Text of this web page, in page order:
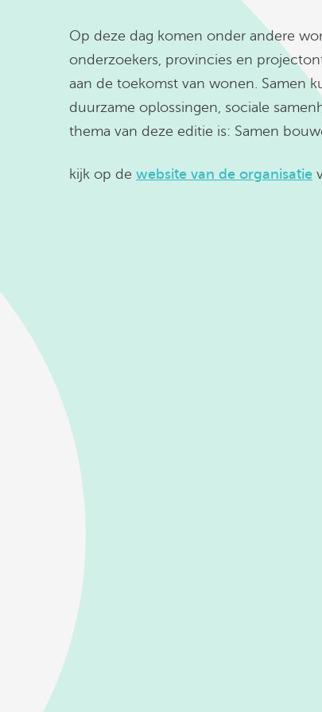
Op deze dag komen onder andere
onderzoekers, provincies en
aan de toekomst van wonen. Samen
duurzame oplossingen, sociale
thema van deze editie is: Samen
kijk op de website van de organisatie